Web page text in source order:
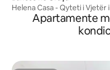
Helena Casa - Qyteti i Vjetër
Apartamente